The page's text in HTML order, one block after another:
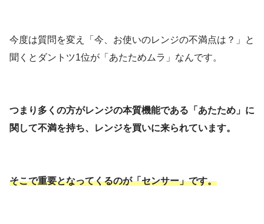
今度は質問を変え「今、お使いのレンジの不満点は？」と
聞くとダントツ1位が「あたためムラ」なんです。
つまり多くの方がレンジの本質機能である「あたため」に
関して不満を持ち、レンジを買いに来られています。
そこで重要となってくるのが「センサー」です。